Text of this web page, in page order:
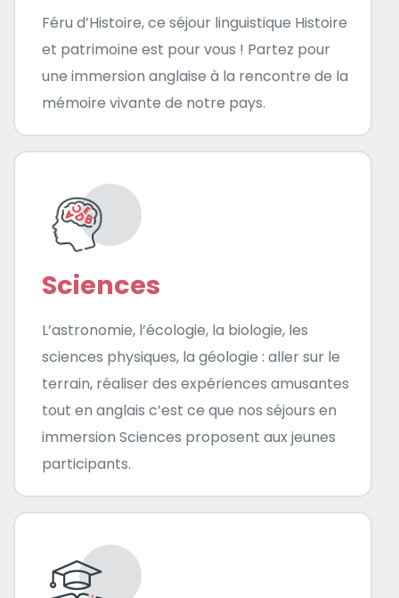
Féru d’Histoire, ce séjour linguistique Histoire
et patrimoine est pour vous ! Partez pour
une immersion anglaise à la rencontre de la
mémoire vivante de notre pays.
Sciences
L’astronomie, l’écologie, la biologie, les
sciences physiques, la géologie : aller sur le
terrain, réaliser des expériences amusantes
tout en anglais c’est ce que nos séjours en
immersion Sciences proposent aux jeunes
participants.